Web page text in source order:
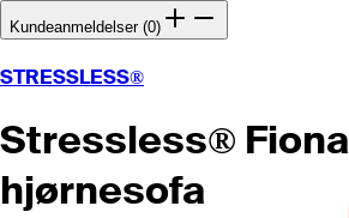
Kundeanmeldelser (0)
STRESSLESS®
Stressless® Fiona
hjørnesofa